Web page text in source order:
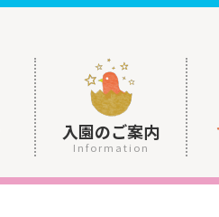
入園のご案内
Information